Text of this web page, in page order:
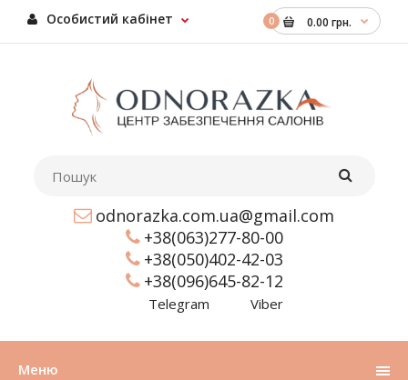
0 0.00 грн.
Особистий кабінет
odnorazka.com.ua@gmail.com
+38(063)277-80-00
+38(050)402-42-03
+38(096)645-82-12
Telegram Viber
Меню